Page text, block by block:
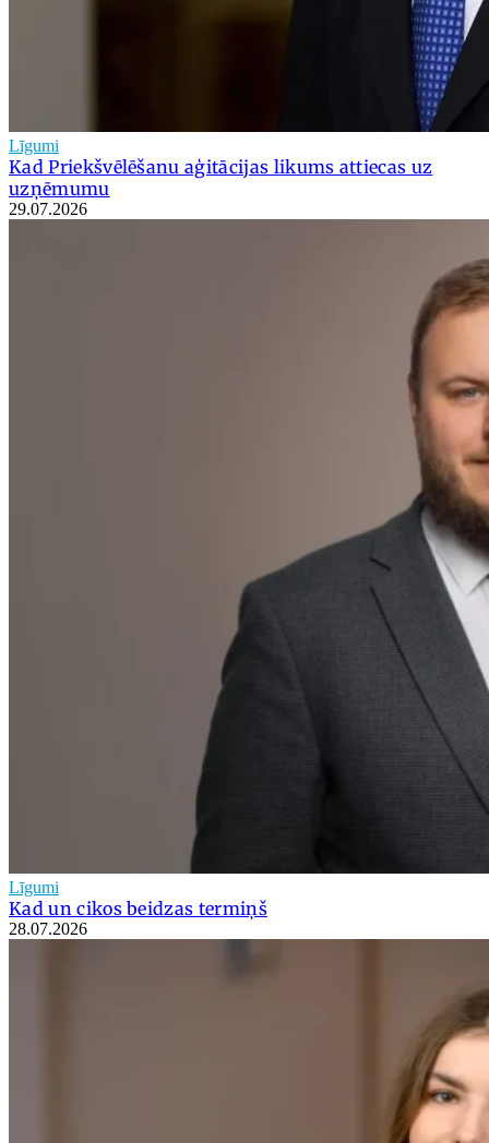
Līgumi
Kad Priekšvēlēšanu aģitācijas likums attiecas uz
uzņēmumu
29.07.2026
Līgumi
Kad un cikos beidzas termiņš
28.07.2026